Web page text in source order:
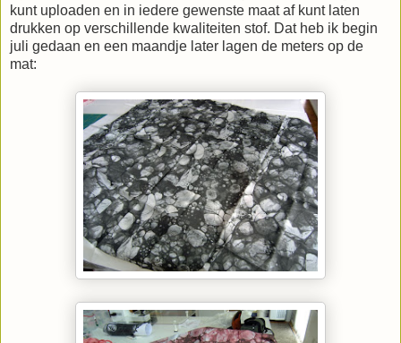
kunt uploaden en in iedere gewenste maat af kunt laten
drukken op verschillende kwaliteiten stof. Dat heb ik begin
juli gedaan en een maandje later lagen de meters op de
mat: